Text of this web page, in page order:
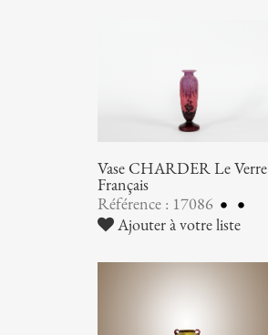
Vase CHARDER Le Verre
Français
Référence : 17086
Ajouter à votre liste